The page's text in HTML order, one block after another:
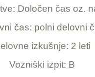
Določen čas oz.
čas: polni delovni
izkušnje: 2 leti
Vozniški izpit: B